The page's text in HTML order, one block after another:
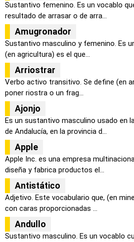
Sustantivo femenino. Es un vocablo
resultado de arrasar o de arra...
Amugronador
Sustantivo masculino y femenino. Es
(en agricultura) es el que...
Arriostrar
Verbo activo transitivo. Se define (en
poner riostra o un frag...
Ajonjo
Es un sustantivo masculino usado en
de Andalucía, en la provincia d...
Apple
Apple Inc. es una empresa
diseña y fabrica productos el...
Antistático
Adjetivo. Este vocabulario que, (en
con caras proporcionadas ...
Andullo
Sustantivo masculino. Es un vocablo